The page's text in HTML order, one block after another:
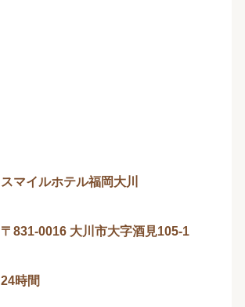
スマイルホテル福岡大川
〒831-0016 大川市大字酒見105-1
24時間